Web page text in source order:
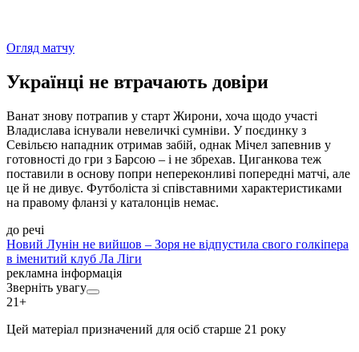
Огляд матчу
Українці не втрачають довіри
Ванат знову потрапив у старт Жирони, хоча щодо участі
Владислава існували невеличкі сумніви. У поєдинку з
Севільєю нападник отримав забій, однак Мічел запевнив у
готовності до гри з Барсою – і не збрехав. Циганкова теж
поставили в основу попри непереконливі попередні матчі, але
це й не дивує. Футболіста зі співставними характеристиками
на правому фланзі у каталонців немає.
до речі
Новий Лунін не вийшов – Зоря не відпустила свого голкіпера
в іменитий клуб Ла Ліги
рекламна інформація
Зверніть увагу
21+
Цей матеріал призначений для осіб старше 21 року